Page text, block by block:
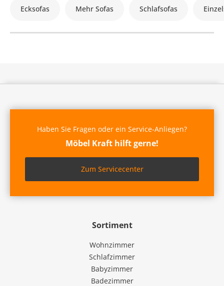
Ecksofas Mehr Sofas Schlafsofas
Sortiment
Wohnzimmer
Schlafzimmer
Babyzimmer
Badezimmer
Haben Sie Fragen oder ein Service-Anliegen?
Möbel Kraft hilft gerne!
Zum Servicecenter